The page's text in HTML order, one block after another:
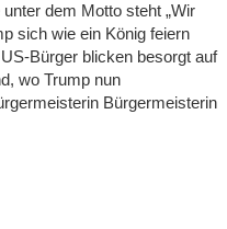
dem Motto steht „Wir
sich wie ein König feiern
Bürger blicken besorgt auf
wo Trump nun
Bürgermeisterin